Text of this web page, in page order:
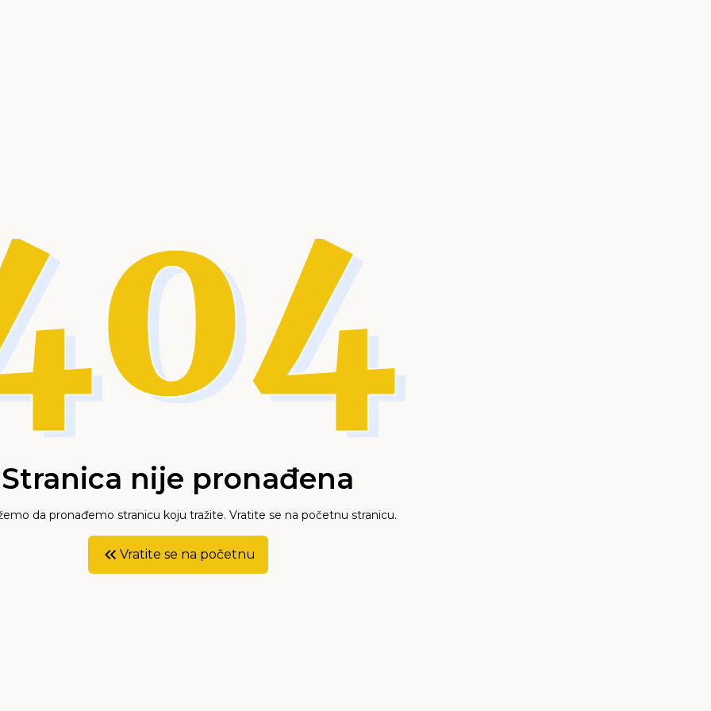
Stranica nije pronađena
da pronađemo stranicu koju tražite. Vratite se na početnu stranicu.
Vratite se na početnu